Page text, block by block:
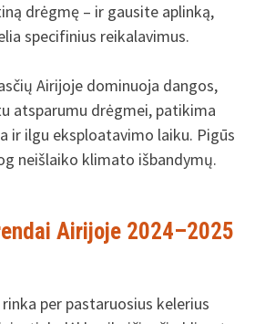
drėgmę – ir gausite aplinką,
specifinius reikalavimus.
Airijoje dominuoja dangos,
atsparumu drėgmei, patikima
ir ilgu eksploatavimo laiku. Pigūs
neišlaiko klimato išbandymų.
Airijoje 2024–2025
per pastaruosius kelerius